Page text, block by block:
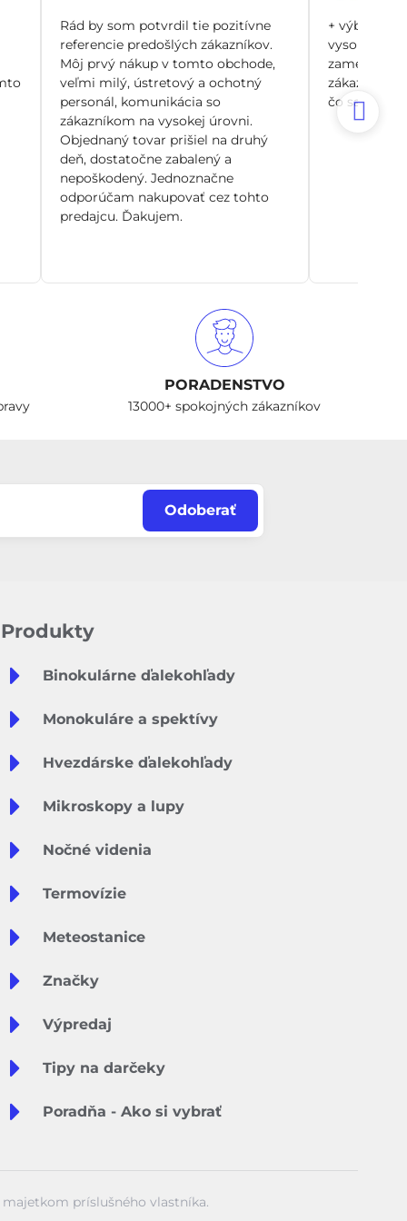
/
5
Rád by som potvrdil tie pozitívne
referencie predošlých zákazníkov.
Môj prvý nákup v tomto obchode,
veľmi milý, ústretový a ochotný
personál, komunikácia so
zákazníkom na vysokej úrovni.
Objednaný tovar prišiel na druhý
deň, dostatočne zabalený a
nepoškodený. Jednoznačne
odporúčam nakupovať cez tohto
predajcu. Ďakujem.
+ výborný
vysoko
zamerané
zákazníka,
čo sa dá.
PORADENSTVO
13000+ spokojných zákazníkov
Odoberať
Produkty
Binokulárne ďalekohľady
Monokuláre a spektívy
Hvezdárske ďalekohľady
Mikroskopy a lupy
Nočné videnia
Termovízie
Meteostanice
Značky
Výpredaj
Tipy na darčeky
Poradňa - Ako si vybrať
majetkom príslušného vlastníka.